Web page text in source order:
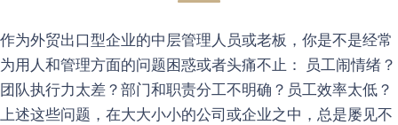
作为外贸出口型企业的中层管理人员或老板，你是不是经常
为用人和管理方面的问题困惑或者头痛不止： 员工闹情绪？
团队执行力太差？部门和职责分工不明确？员工效率太低？
上述这些问题，在大大小小的公司或企业之中，总是屡见不